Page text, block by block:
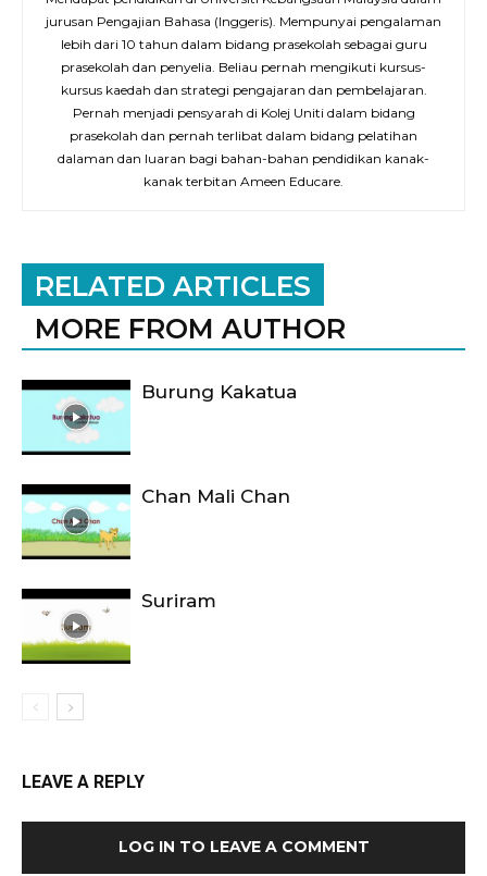
jurusan Pengajian Bahasa (Inggeris). Mempunyai pengalaman
lebih dari 10 tahun dalam bidang prasekolah sebagai guru
prasekolah dan penyelia. Beliau pernah mengikuti kursus-
kursus kaedah dan strategi pengajaran dan pembelajaran.
Pernah menjadi pensyarah di Kolej Uniti dalam bidang
prasekolah dan pernah terlibat dalam bidang pelatihan
dalaman dan luaran bagi bahan-bahan pendidikan kanak-
kanak terbitan Ameen Educare.
RELATED ARTICLES
MORE FROM AUTHOR
Burung Kakatua
Chan Mali Chan
Suriram
LEAVE A REPLY
LOG IN TO LEAVE A COMMENT